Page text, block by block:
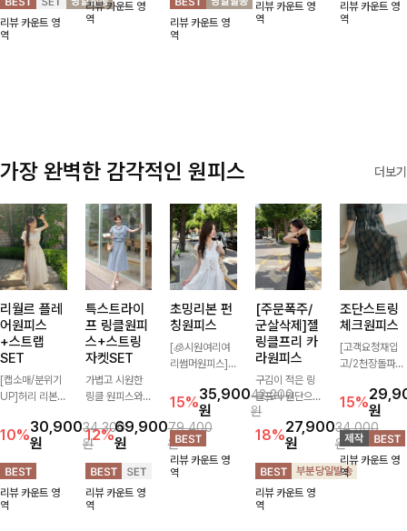
또 같이 활용하
기 좋아 코디 걱
정 없이 데일리
리뷰 카운트 영
역
디테일로 편안한
착용감을 더했으
리뷰 카운트 영
역
다리를 슬림하고
길어보이게 만들
어주며 생지 소
리뷰 카운트 영
역
어지는 실루엣과
가볍게 바스락거
리뷰 카운트 영
역
안하면서도 캐주
얼한 꾸안꾸룩을
리뷰 카운트 영
역
가장 완벽한 감각적인 원피스 더보기
리월르 플레
어원피스
+스트랩
SET
[캡소매/분위기
UP]허리 리본
구성되어 여성스
럽고 우아한 실
루엣을 완성해주
는 원피스- 자연
스럽게 퍼지는
플레어 라인과
10%30,900
원
34,300
원
리뷰 카운트 영
역
특스트라이
프 링클원피
스+스트링
자켓SET
가볍고 시원한
링클 원피스와
세트로 구성되어
코디 고민 없이
완성도 높은 스
타일링을 연출해
주는 아이템 🤍
따로 또 같이 활
12%69,900
원
79,400
원
리뷰 카운트 영
역
초밍리본 펀
칭원피스
[🧊시원여리여
리썸머원피스]
테일과 리본 포
인트가 어우러져
사랑스러운 무드
를 더한 원피스
🤍 여리하게 퍼
지는 실루엣으로
15%35,900
원
42,200
원
리뷰 카운트 영
역
[주문폭주/
군살삭제]젤
링클프리 카
라원피스
구김이 적은 링
클프리 원단으로
항상 깔끔하게
착용 가능하며
일자로 떨어지는
넉넉한 핏으로
군살을 완벽히
커버해주는 원피
스에요🖤
18%27,900
원
34,000
원
리뷰 카운트 영
역
조단스트링
체크원피스
[고객요청재입
고/2천장돌파
용해줘도 스타일
리시해 보이는
휘뚜루 마뚜루
아이템 ~ ! 인생
샷 건질 수 있는
세련된 무드의
15%원
리뷰 카운트 영
역